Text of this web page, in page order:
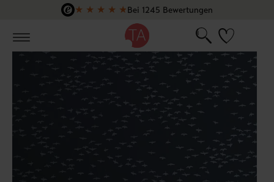
Zum Hauptinhalt springen
★ ★ ★ ★ ★Bei 1245 Bewertungen